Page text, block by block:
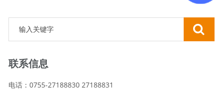
联系信息
电话：0755-27188830 27188831